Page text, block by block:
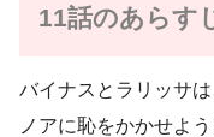
11話のあらす
バイナスとラリッサ
ノアに恥をかかせよ